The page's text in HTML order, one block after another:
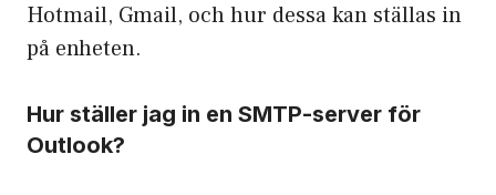
Hotmail, Gmail, och hur dessa kan ställas in
på enheten.
Hur ställer jag in en SMTP-server för
Outlook?